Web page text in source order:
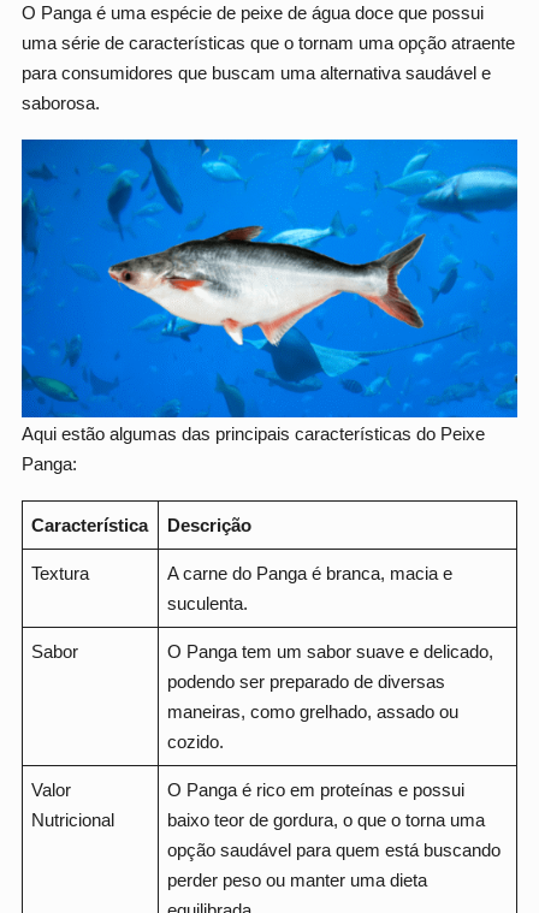
O Panga é uma espécie de peixe de água doce que possui
uma série de características que o tornam uma opção atraente
para consumidores que buscam uma alternativa saudável e
saborosa.
Aqui estão algumas das principais características do Peixe
Panga:
Característica Descrição
Textura
A carne do Panga é branca, macia e
suculenta.
Sabor
O Panga tem um sabor suave e delicado,
podendo ser preparado de diversas
maneiras, como grelhado, assado ou
cozido.
Valor
Nutricional
O Panga é rico em proteínas e possui
baixo teor de gordura, o que o torna uma
opção saudável para quem está buscando
perder peso ou manter uma dieta